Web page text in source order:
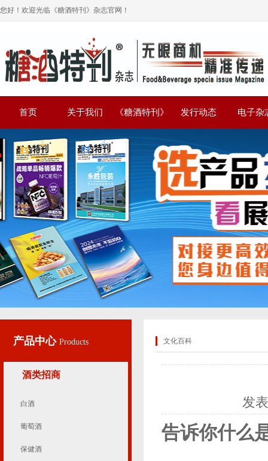
您好！欢迎光临《糖酒特刊》杂志官网！
首页 关于我们 《糖酒特刊》 发行动态 电子杂
产品中心 Products
酒类招商
白酒
葡萄酒
保健酒
文化百科
发
告诉你什么